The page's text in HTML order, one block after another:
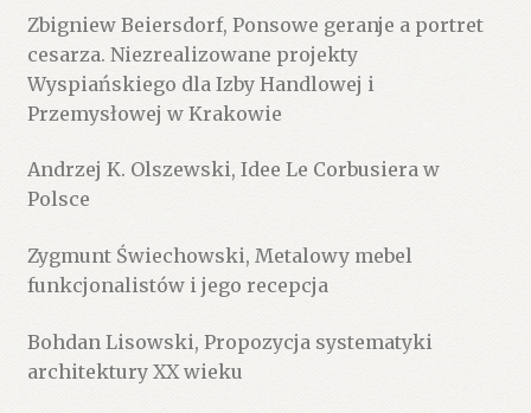
Zbigniew Beiersdorf, Ponsowe geranje a portret
cesarza. Niezrealizowane projekty
Wyspiańskiego dla Izby Handlowej i
Przemysłowej w Krakowie
Andrzej K. Olszewski, Idee Le Corbusiera w
Polsce
Zygmunt Świechowski, Metalowy mebel
funkcjonalistów i jego recepcja
Bohdan Lisowski, Propozycja systematyki
architektury XX wieku